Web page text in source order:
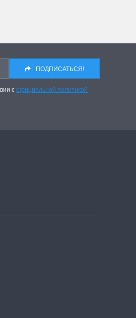
ПОДПИСАТЬСЯ!
софициальной политикой